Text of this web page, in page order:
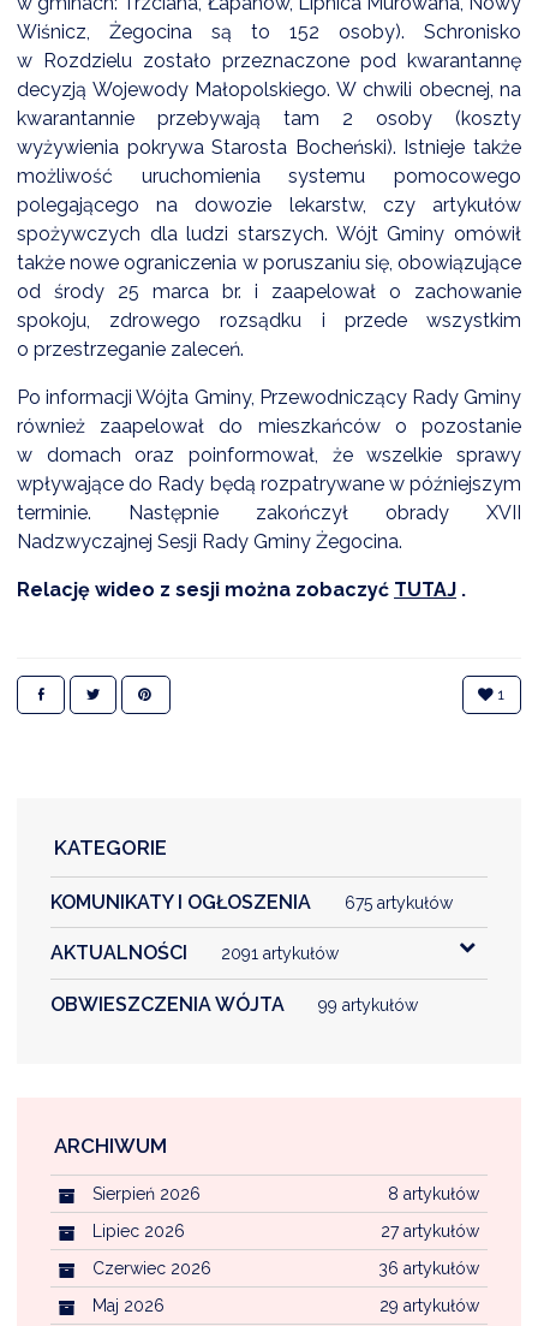
Wiśnicz, Żegocina są to 152 osoby). Schronisko
w Rozdzielu zostało przeznaczone pod kwarantannę
decyzją Wojewody Małopolskiego. W chwili obecnej, na
kwarantannie przebywają tam 2 osoby (koszty
wyżywienia pokrywa Starosta Bocheński). Istnieje także
możliwość uruchomienia systemu pomocowego
polegającego na dowozie lekarstw, czy artykułów
spożywczych dla ludzi starszych. Wójt Gminy omówił
także nowe ograniczenia w poruszaniu się, obowiązujące
od środy 25 marca br. i zaapelował o zachowanie
spokoju, zdrowego rozsądku i przede wszystkim
o przestrzeganie zaleceń.
Po informacji Wójta Gminy, Przewodniczący Rady Gminy
również zaapelował do mieszkańców o pozostanie
w domach oraz poinformował, że wszelkie sprawy
wpływające do Rady będą rozpatrywane w późniejszym
terminie. Następnie zakończył obrady XVII
Nadzwyczajnej Sesji Rady Gminy Żegocina.
Relację wideo z sesji można zobaczyć TUTAJ .
1
KATEGORIE
KOMUNIKATY I OGŁOSZENIA 675 artykułów
AKTUALNOŚCI 2091 artykułów
OBWIESZCZENIA WÓJTA 99 artykułów
ARCHIWUM
8 artykułów
Sierpień 2026
27 artykułów
Lipiec 2026
36 artykułów
Czerwiec 2026
29 artykułów
Maj 2026